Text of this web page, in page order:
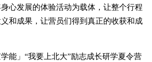
心发展的体验活动为载体，让整个行程
和成果，让营员们得到真正的收获和成
能」“我要上北大”励志成长研学夏令营